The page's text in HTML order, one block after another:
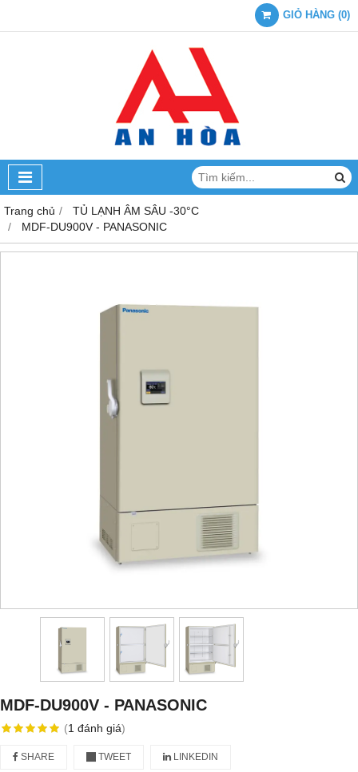
GIỎ HÀNG (0)
Trang chủ
TỦ LẠNH ÂM SÂU -30°C
MDF-DU900V - PANASONIC
MDF-DU900V - PANASONIC
(1 đánh giá)
SHARE TWEET LINKEDIN